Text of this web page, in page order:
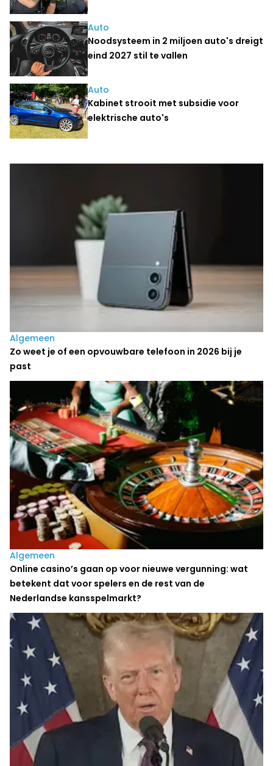
Auto
Noodsysteem in 2 miljoen auto's dreigt
eind 2027 stil te vallen
Auto
Kabinet strooit met subsidie voor
elektrische auto's
Laatste nieuws
Algemeen
Zo weet je of een opvouwbare telefoon in 2026 bij je
past
Algemeen
Online casino’s gaan op voor nieuwe vergunning: wat
betekent dat voor spelers en de rest van de
Nederlandse kansspelmarkt?